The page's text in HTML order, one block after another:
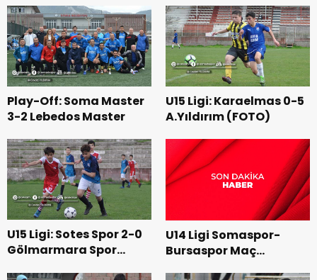
Play-Off: Soma Master
3-2 Lebedos Master
U15 Ligi: Karaelmas 0-5
A.Yıldırım (FOTO)
U15 Ligi: Sotes Spor 2-0
Gölmarmara Spor
U14 Ligi Somaspor-
Bursaspor Maç